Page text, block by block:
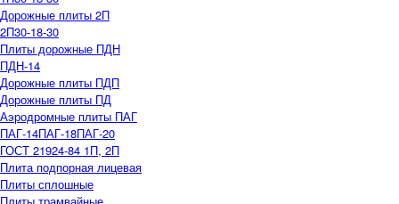
Дорожные плиты 2П
2П30-18-30
Плиты дорожные ПДН
ПДН-14
Дорожные плиты ПДП
Дорожные плиты ПД
Аэродромные плиты ПАГ
ПАГ-14ПАГ-18ПАГ-20
ГОСТ 21924-84 1П, 2П
Плита подпорная лицевая
Плиты сплошные